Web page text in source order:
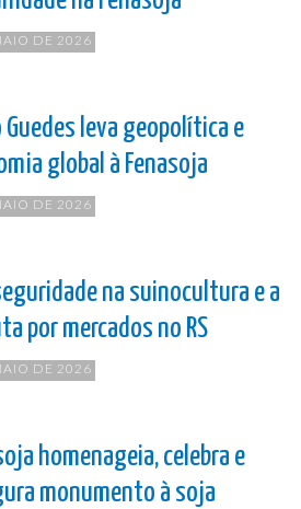
DE 2026
Guedes leva geopolítica e
global à Fenasoja
DE 2026
na suinocultura e a
por mercados no RS
DE 2026
homenageia, celebra e
monumento à soja